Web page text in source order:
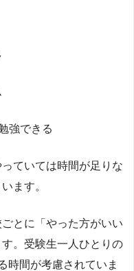
強できる
ていては時間が足りな
ます。
とに「やった方がいい
。受験生一人ひとりの
時間が考慮されていま